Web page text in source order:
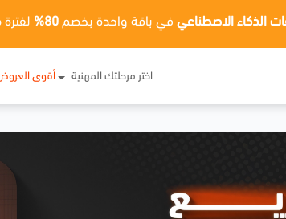
في باقة واحدة بخصم 80%
اختر مرحلتك المهنية أقوى